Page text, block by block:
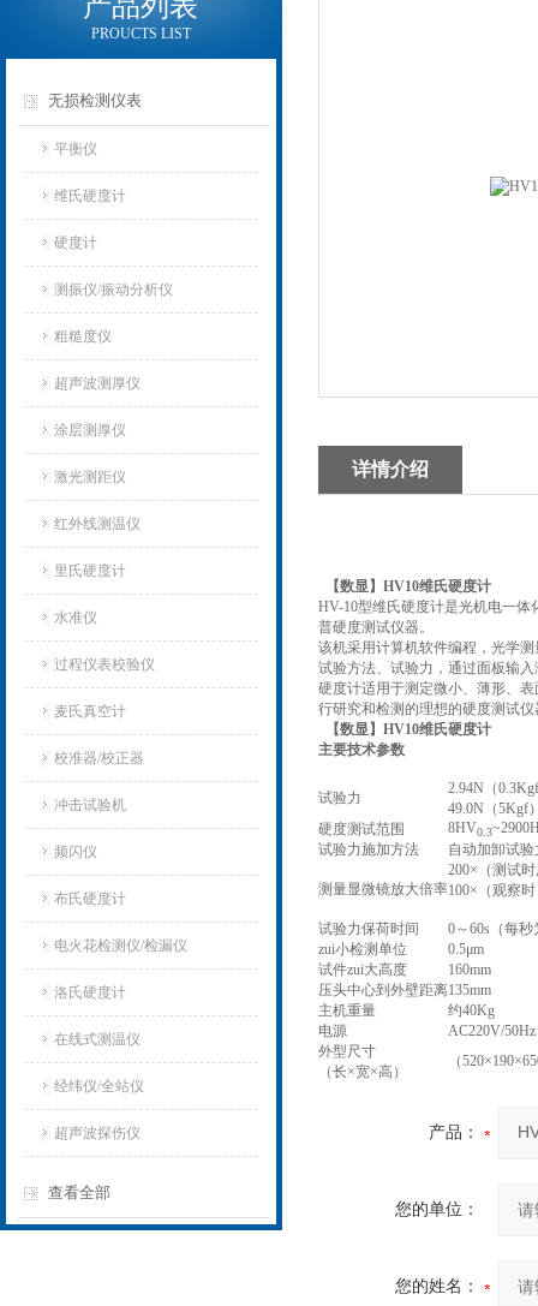
PROUCTS LIST
无损检测仪表
平衡仪
维氏硬度计
硬度计
测振仪/振动分析仪
粗糙度仪
超声波测厚仪
涂层测厚仪
激光测距仪
红外线测温仪
里氏硬度计
水准仪
过程仪表校验仪
麦氏真空计
校准器/校正器
冲击试验机
频闪仪
布氏硬度计
电火花检测仪/检漏仪
洛氏硬度计
在线式测温仪
经纬仪/全站仪
超声波探伤仪
查看全部
详情介绍
【数显】 HV10维氏硬度计
HV-10型维氏硬度计是光机电一
普硬度测试仪器。
该机采用计算机软件编程，光学
试验方法、试验力，通过面板输
硬度计适用于测定微小、薄形、
行研究和检测的理想的硬度测试仪
【数显】 HV10维氏硬度计
主要技术参数
试验力
2.94N（
49.0N（5Kgf
硬度测试范围
8HV0.3
试验力施加方法
自动加卸试验
测量显微镜放大倍率
200×（测试
100×（观察
试验力保荷时间
0～60s（每
zui小检测单位
0.5μm
试件zui大高度
160mm
压头中心到外壁距离135mm
主机重量
约40Kg
电源
AC220V/50Hz
外型尺寸
（长×宽×高）
（
产品：
您的单位：
您的姓名：